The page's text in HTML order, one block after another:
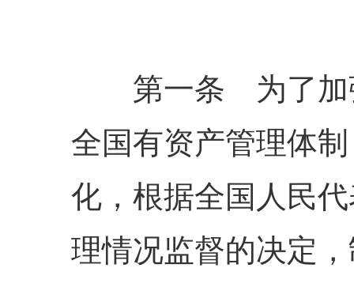
第一条 为了加强
全国有资产管理体
化，根据全国人民
理情况监督的决定